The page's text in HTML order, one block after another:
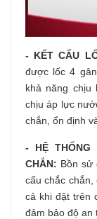
- KẾT CẤU
được lốc 4
khả năng chịu
chịu áp lực
chắn, ổn định
- HỆ THỐNG
CHẮN: Bồn sử
cấu chắc
cả khi đặt trên
đảm bảo độ an